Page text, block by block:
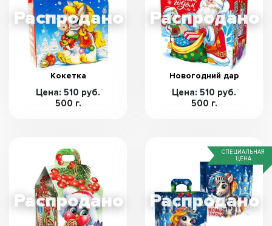
Кокетка
Цена: 510 руб.
500 г.
Новогодний дар
Цена: 510 руб.
500 г.
СПЕЦИАЛЬНАЯ
ЦЕНА